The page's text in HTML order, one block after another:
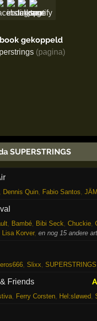
gekoppeld
(pagina)
SUPERSTRINGS
Dennis Quin, Fabio Santos
, Bambé, Bibi Seck Chuckie,
Lisa Korver, en nog 15 andere
, Slixx SUPERSTRINGS
Friends
, Ferry Corsten, Hel:sløwed,